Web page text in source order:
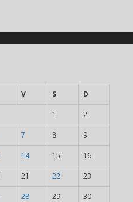
V S D
1 2
7 8 9
14 15 16
21 22 23
28 29 30